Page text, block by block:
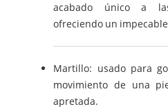
acabado único a
ofreciendo un
Martillo: usado para
movimiento de una
apretada.